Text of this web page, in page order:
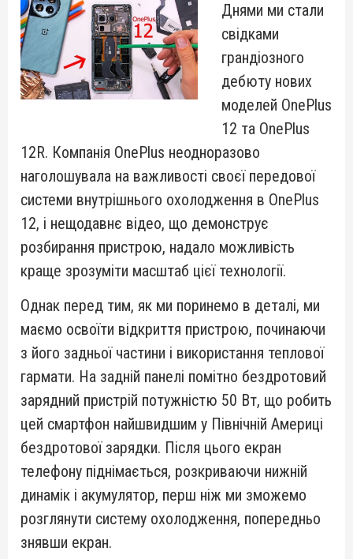
Днями ми стали
свідками
грандіозного
дебюту нових
моделей OnePlus
12 та OnePlus
12R. Компанія OnePlus неодноразово
наголошувала на важливості своєї передової
системи внутрішнього охолодження в OnePlus
12, і нещодавнє відео, що демонструє
розбирання пристрою, надало можливість
краще зрозуміти масштаб цієї технології.
Однак перед тим, як ми поринемо в деталі, ми
маємо освоїти відкриття пристрою, починаючи
з його задньої частини і використання теплової
гармати. На задній панелі помітно бездротовий
зарядний пристрій потужністю 50 Вт, що робить
цей смартфон найшвидшим у Північній Америці
бездротової зарядки. Після цього екран
телефону піднімається, розкриваючи нижній
динамік і акумулятор, перш ніж ми зможемо
розглянути систему охолодження, попередньо
знявши екран.